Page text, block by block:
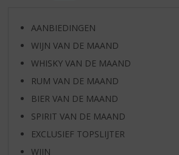
AANBIEDINGEN
WIJN VAN DE MAAND
WHISKY VAN DE MAAND
RUM VAN DE MAAND
BIER VAN DE MAAND
SPIRIT VAN DE MAAND
EXCLUSIEF TOPSLIJTER
WIJN